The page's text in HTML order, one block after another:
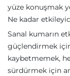
yüze konuşmak
Ne kadar
Sanal kumarın
güçlendirmek
kaybetmemek,
sürdürmek için